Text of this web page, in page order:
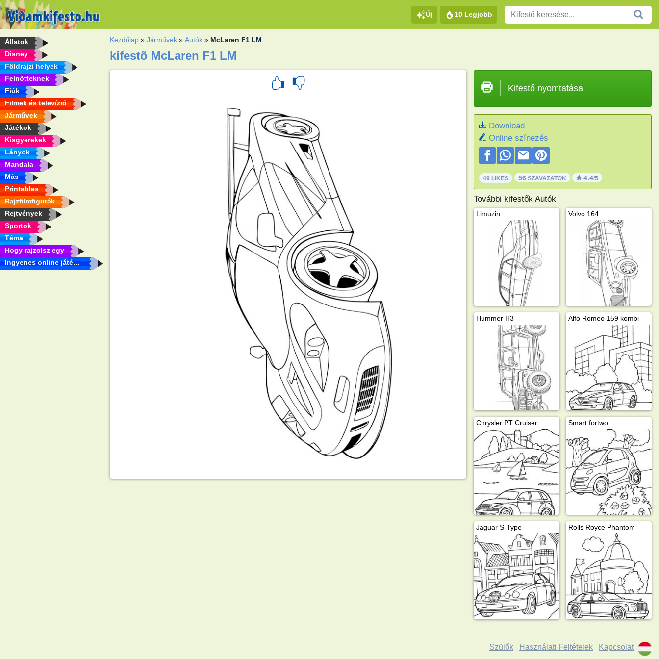
Új 10 Legjobb
Állatok
Disney
Földrajzi helyek
Felnőtteknek
Fiúk
Filmek és televízió
Járművek
Játékok
Kisgyerekek
Lányok
Mandala
Más
Printables
Rajzfilmfigurák
Rejtvények
Sportok
Téma
Hogy rajzolsz egy
Ingyenes online játékok
Kezdőlap »Járművek »Autók » McLaren F1 LM
kifestõ McLaren F1 LM
Kifestő nyomtatása
Download
Online színezés
49 LIKES 56SZAVAZATOK 4.4/5
További kifestők Autók
Limuzin Volvo 164
Hummer H3 Alfo Romeo 159 kombi
Chrysler PT Cruiser Smart fortwo
Jaguar S-Type Rolls Royce Phantom
Szülők Használati Feltételek Kapcsolat